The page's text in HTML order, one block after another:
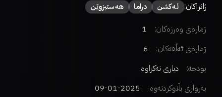
ژانراکان: ئەكشن دراما هەستبزوێن
ژمارەی وەرزەکان:
1
ژمارەی ئەڵقەکان:
6
بودجە:
دیاری نەکراوە
بەرواری بڵاوکردنەوە:
2025-01-09